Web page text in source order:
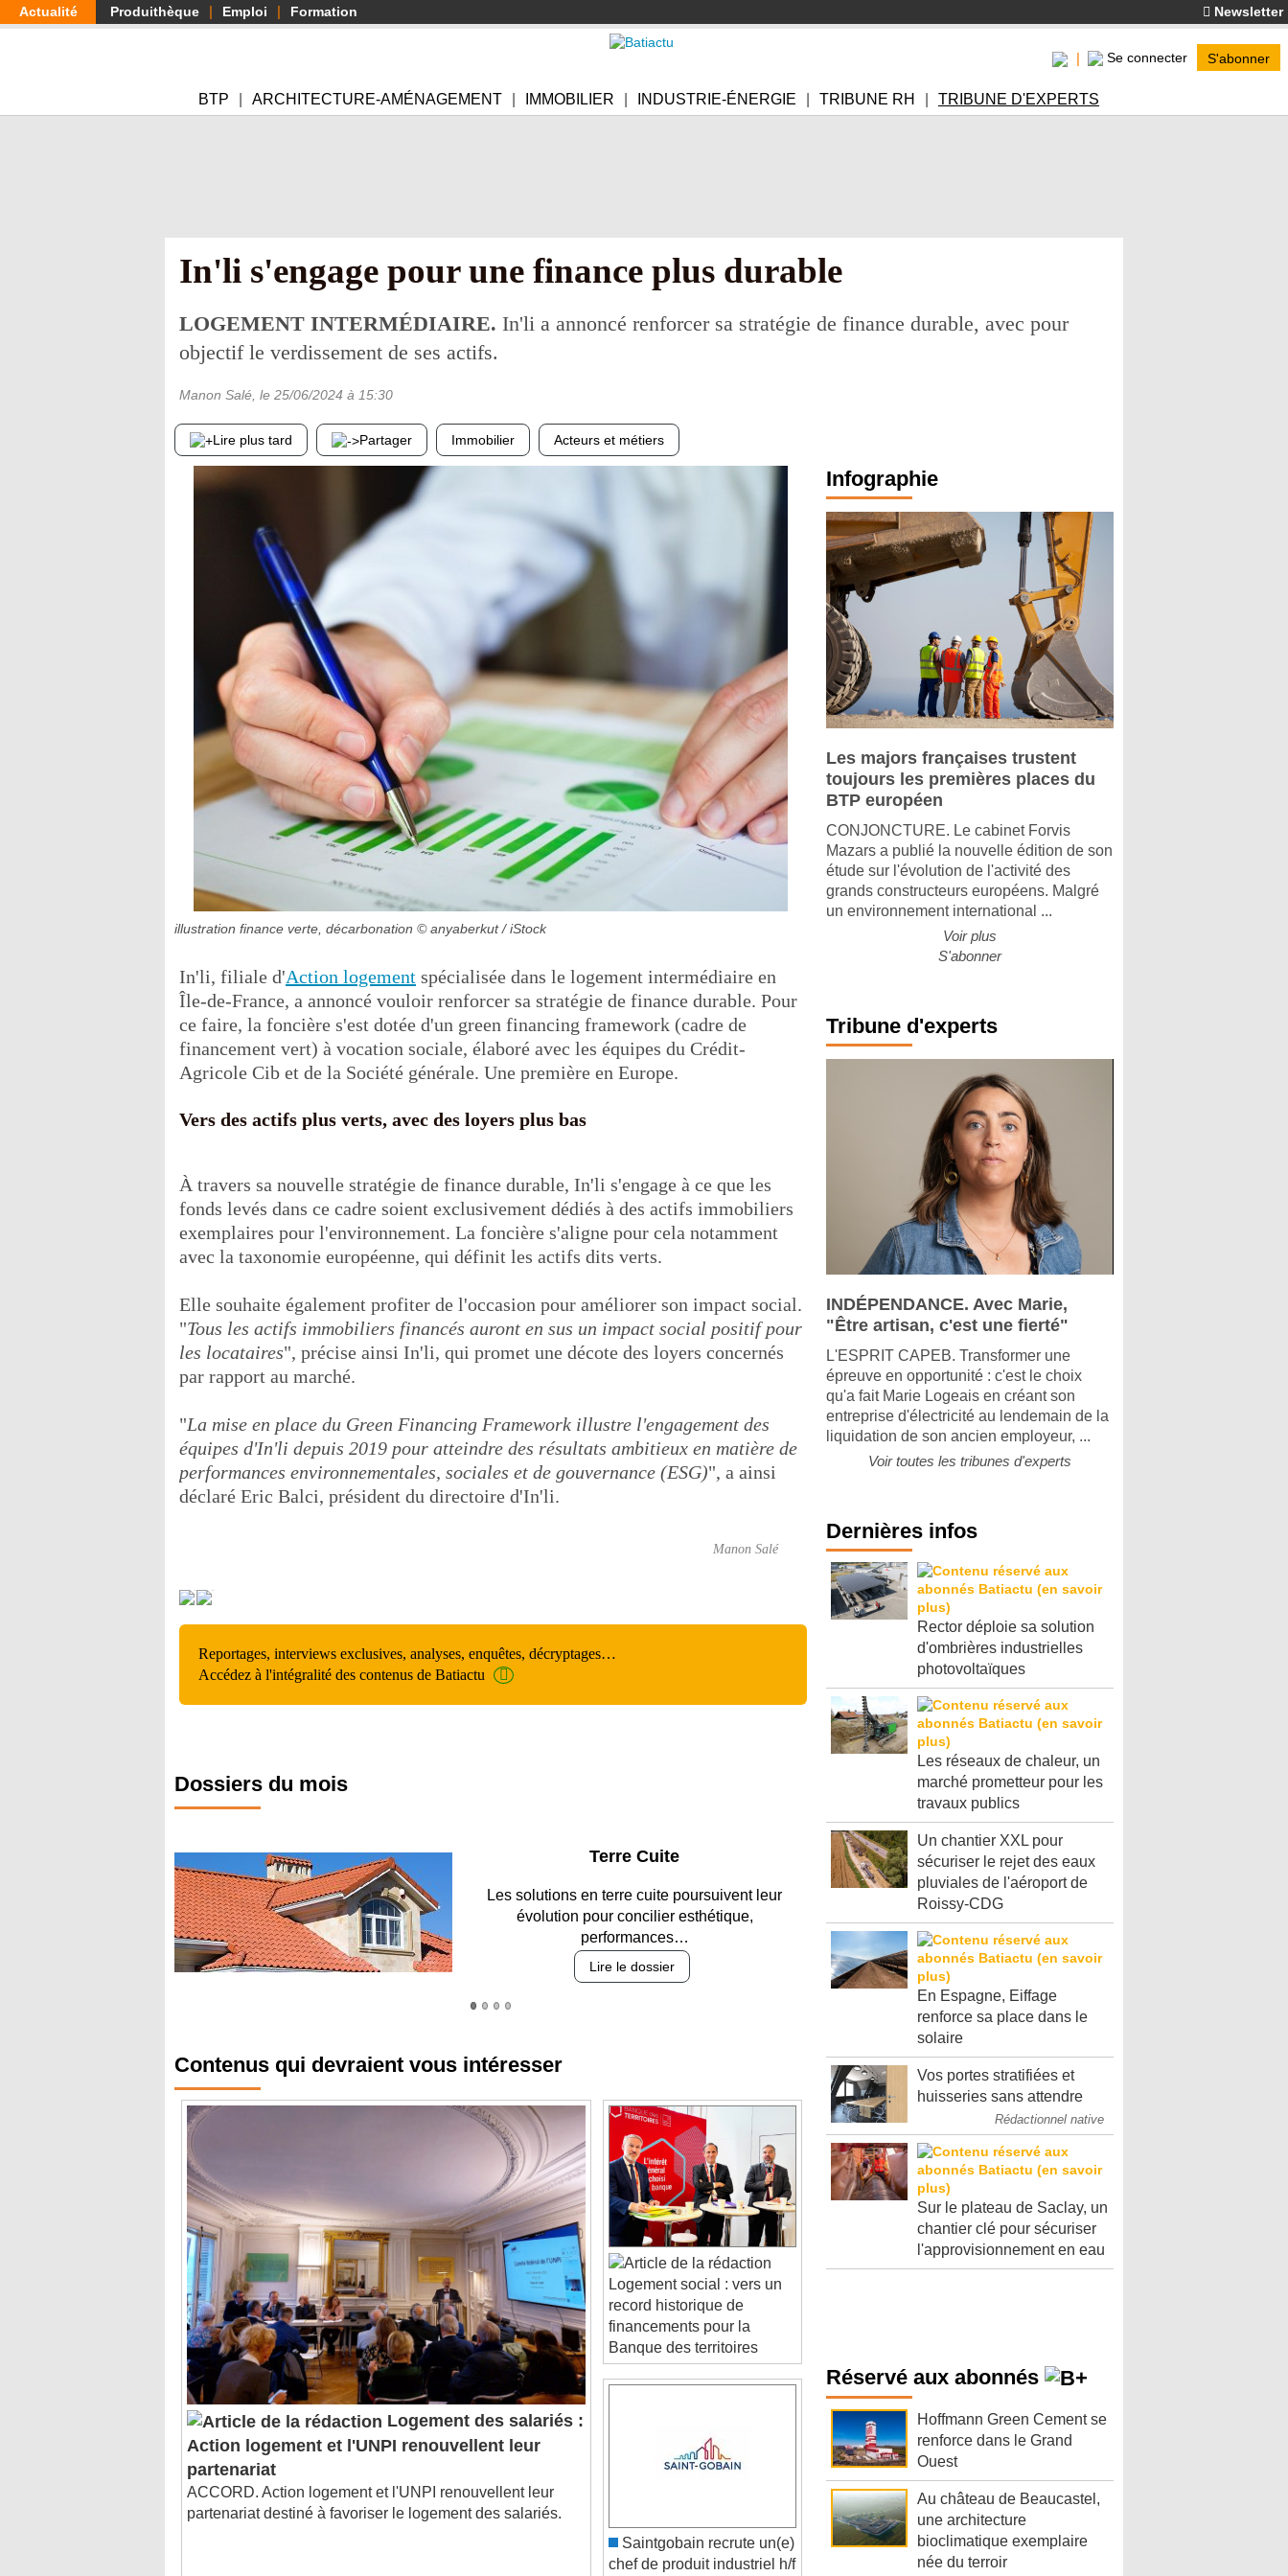
Aller
au
Actualité Produithèque Emploi Formation Newsletter
Se connecter S'abonner
BTP ARCHITECTURE-AMÉNAGEMENT IMMOBILIER INDUSTRIE-ÉNERGIE TRIBUNE RH TRIBUNE D'EXPERTS
In'li s'engage pour une finance plus durable
LOGEMENT INTERMÉDIAIRE. In'li a annoncé renforcer sa stratégie de finance durable, avec pour
objectif le verdissement de ses actifs.
Manon Salé , le 25/06/2024 à 15:30
Lire plus tard Partager Immobilier Acteurs et métiers
illustration finance verte, décarbonation © anyaberkut / iStock
In'li, filiale d'Action logement spécialisée dans le logement intermédiaire en
Île-de-France, a annoncé vouloir renforcer sa stratégie de finance durable. Pour
ce faire, la foncière s'est dotée d'un green financing framework (cadre de
financement vert) à vocation sociale, élaboré avec les équipes du Crédit-
Agricole Cib et de la Société générale. Une première en Europe.
Vers des actifs plus verts, avec des loyers plus bas
À travers sa nouvelle stratégie de finance durable, In'li s'engage à ce que les
fonds levés dans ce cadre soient exclusivement dédiés à des actifs immobiliers
exemplaires pour l'environnement. La foncière s'aligne pour cela notamment
avec la taxonomie européenne, qui définit les actifs dits verts.
Elle souhaite également profiter de l'occasion pour améliorer son impact social.
"Tous les actifs immobiliers financés auront en sus un impact social positif pour
les locataires", précise ainsi In'li, qui promet une décote des loyers concernés
par rapport au marché.
"La mise en place du Green Financing Framework illustre l'engagement des
équipes d'In'li depuis 2019 pour atteindre des résultats ambitieux en matière de
performances environnementales, sociales et de gouvernance (ESG)", a ainsi
déclaré Eric Balci, président du directoire d'In'li.
Manon Salé
Reportages, interviews exclusives, analyses, enquêtes, décryptages…
Accédez à l'intégralité des contenus de Batiactu
Dossiers du mois
Parking et garages
Entre circulation, sécurisation des accès, durabilité
des revêtements et intégration…
Lire le dossier
Logement des salariés :
Action logement et l'UNPI renouvellent leur
partenariat
ACCORD. Action logement et l'UNPI renouvellent leur
partenariat destiné à favoriser le logement des salariés.
Logement social : vers un
record historique de
financements pour la
Banque des territoires
chef de produit industriel h/f
à Courbevoie (92400)
Infographie
Les majors françaises trustent
toujours les premières places du
BTP européen
CONJONCTURE. Le cabinet Forvis
Mazars a publié la nouvelle édition de son
étude sur l'évolution de l'activité des
grands constructeurs européens. Malgré
un environnement international ...
Voir plus
S'abonner
Tribune d'experts
INDÉPENDANCE. Avec Marie,
"Être artisan, c'est une fierté"
L'ESPRIT CAPEB. Transformer une
épreuve en opportunité : c'est le choix
qu'a fait Marie Logeais en créant son
entreprise d'électricité au lendemain de la
liquidation de son ancien employeur, ...
Voir toutes les tribunes d'experts
Dernières infos
Rector déploie sa solution
d'ombrières industrielles
photovoltaïques
Les réseaux de chaleur, un
marché prometteur pour les
travaux publics
Un chantier XXL pour
sécuriser le rejet des eaux
pluviales de l'aéroport de
Roissy-CDG
En Espagne, Eiffage
renforce sa place dans le
solaire
Vos portes stratifiées et
huisseries sans attendre
Rédactionnel native
Sur le plateau de Saclay, un
chantier clé pour sécuriser
l'approvisionnement en eau
Réservé aux abonnés
Hoffmann Green Cement se
renforce dans le Grand
Ouest
Au château de Beaucastel,
une architecture
bioclimatique exemplaire
née du terroir